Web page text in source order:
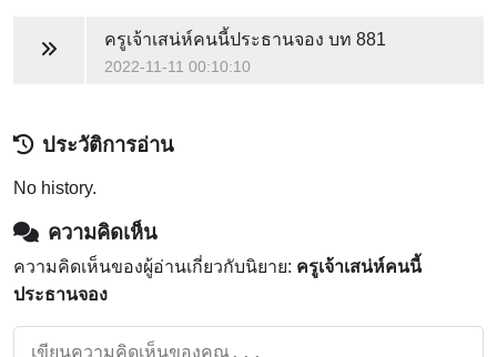
ครูเจ้าเสน่ห์คนนี้ประธานจอง บท 881
2022-11-11 00:10:10
ประวัติการอ่าน
No history.
ความคิดเห็น
ความคิดเห็นของผู้อ่านเกี่ยวกับนิยาย: ครูเจ้าเสน่ห์คนนี้
ประธานจอง